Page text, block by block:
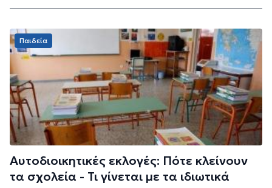
Παιδεία
Αυτοδιοικητικές εκλογές: Πότε κλείνουν
τα σχολεία - Τι γίνεται με τα ιδιωτικά